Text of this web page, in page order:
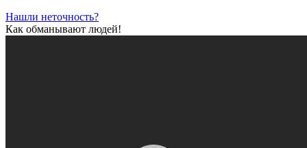
Нашли неточность?
Как обманывают людей!